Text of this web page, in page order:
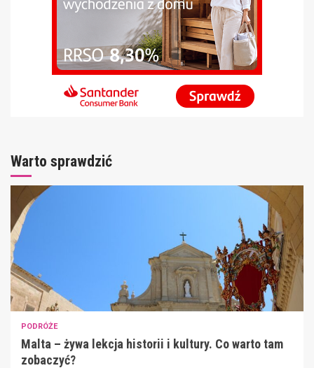
Warto sprawdzić
PODRÓŻE
Malta – żywa lekcja historii i kultury. Co warto tam
zobaczyć?